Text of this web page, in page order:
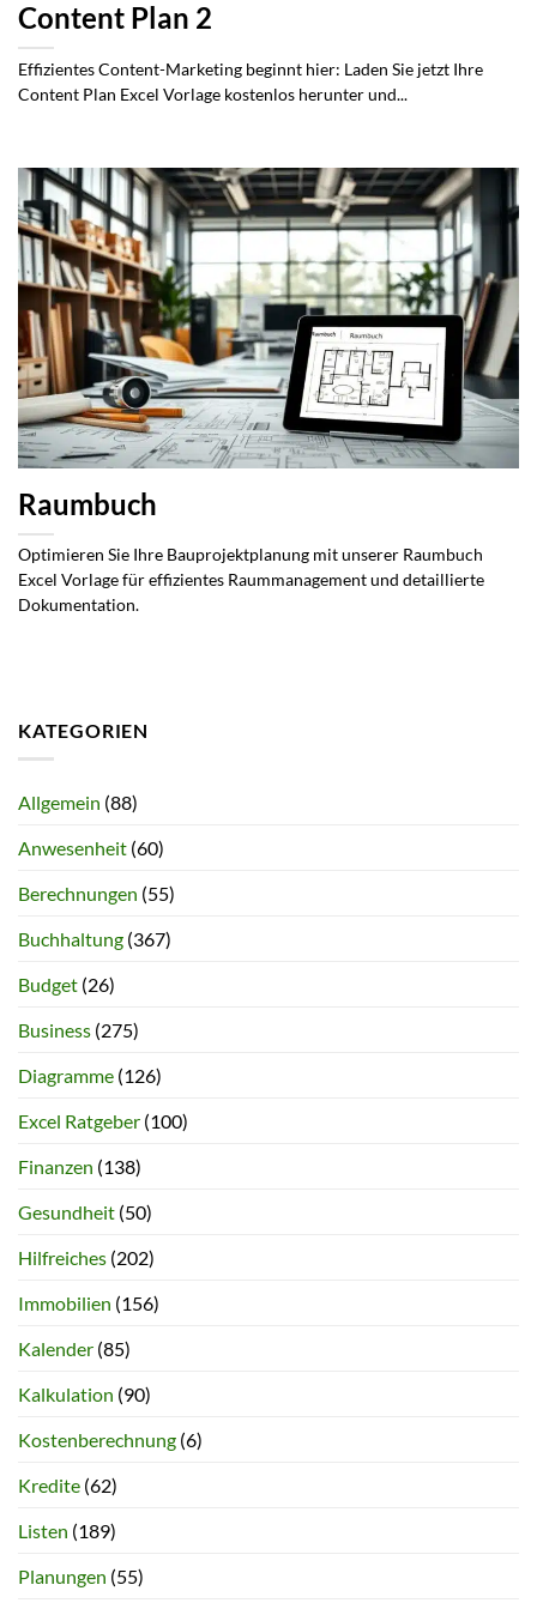
Content Plan 2
Effizientes Content-Marketing beginnt hier: Laden Sie jetzt Ihre
Content Plan Excel Vorlage kostenlos herunter und...
Raumbuch
Optimieren Sie Ihre Bauprojektplanung mit unserer Raumbuch
Excel Vorlage für effizientes Raummanagement und detaillierte
Dokumentation.
KATEGORIEN
Allgemein (88)
Anwesenheit (60)
Berechnungen (55)
Buchhaltung (367)
Budget (26)
Business (275)
Diagramme (126)
Excel Ratgeber (100)
Finanzen (138)
Gesundheit (50)
Hilfreiches (202)
Immobilien (156)
Kalender (85)
Kalkulation (90)
Kostenberechnung (6)
Kredite (62)
Listen (189)
Planungen (55)